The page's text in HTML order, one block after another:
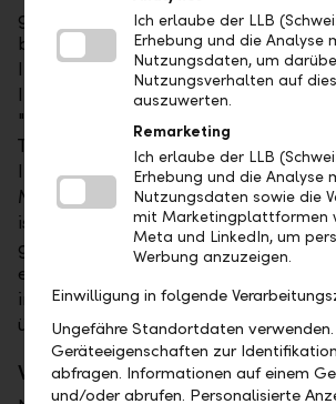
gesamten Fondspalette im
bestätigt die langfristige
Investmentstrategie. Markus
Investment Officer der LLB-Gruppe,
"Langfristiger Anlageerfolg ruht
Titeln, sondern einem klar definierten
Investmentprozess, der über
Marktzyklen hinweg belastbar
ist eine konsequente Steuerung von
gleichzeitiger Nutzung struktureller
erneute Auszeichnung zeigt, dass
in einem anspruchsvollen
überzeugt."
Weitere Auszeichnungen im
Ich erlaube der LLB
Erhebung und die Analyse
Nutzungsdaten, um
Nutzungsverhalten auf
auszuwerten.
Remarketing
Ich erlaube der LLB
Erhebung und die Analyse
Nutzungsdaten sowie die
mit Marketingplattformen
Meta und LinkedIn, um
Werbung anzuzeigen.
Einwilligung in folgende
Ungefähre Standortdaten verwenden.
Geräteeigenschaften zur
abfragen. Informationen auf einem
und/oder abrufen. Personalisierte